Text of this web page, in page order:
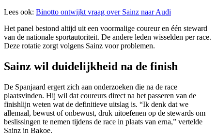
Lees ook: Binotto ontwijkt vraag over Sainz naar Audi
Het panel bestond altijd uit een voormalige coureur en één steward
van de nationale sportautoriteit. De andere leden wisselden per race.
Deze rotatie zorgt volgens Sainz voor problemen.
Sainz wil duidelijkheid na de finish
De Spanjaard ergert zich aan onderzoeken die na de race
plaatsvinden. Hij wil dat coureurs direct na het passeren van de
finishlijn weten wat de definitieve uitslag is. “Ik denk dat we
allemaal, bewust of onbewust, druk uitoefenen op de stewards om
beslissingen te nemen tijdens de race in plaats van erna,” vertelde
Sainz in Bakoe.